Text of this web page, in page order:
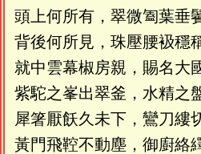
頭上何所有，翠微㔩葉垂
背後何所見，珠壓腰衱穩
就中雲幕椒房親，賜名大
紫駝之峯出翠釜，水精之
犀箸厭飫久未下，鸞刀縷
黃門飛鞚不動塵，御廚絡